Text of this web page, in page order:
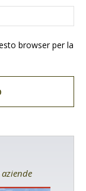
browser per la